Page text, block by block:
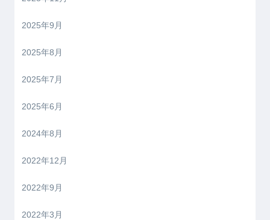
2025年9月
2025年8月
2025年7月
2025年6月
2024年8月
2022年12月
2022年9月
2022年3月